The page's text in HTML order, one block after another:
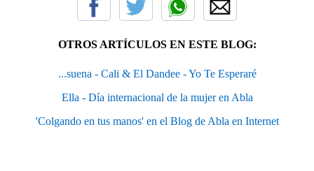
OTROS ARTÍCULOS EN ESTE BLOG:
...suena - Cali & El Dandee - Yo Te Esperaré
Ella - Día internacional de la mujer en Abla
'Colgando en tus manos' en el Blog de Abla en Internet